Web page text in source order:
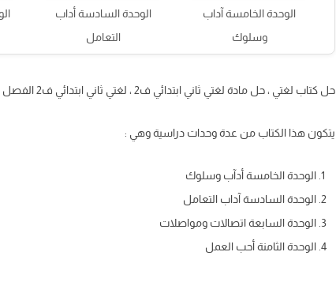
الوحدة الخامسة آداب
وسلوك
الوحدة السادسة أداب
التعامل
حل كتاب لغتي ، حل مادة لغتي ثاني ابتدائي ف2 ، لغتي ثاني ابتدائي ف2 الفصل الدراسي الثاني ( الجزء الثاني ) عبر موقعنا حلول كتبي
يتكون هذا الكتاب من عدة وحدات دراسية وهي :
الوحدة الخامسة أدآب وسلوك
الوحدة السادسة آداب التعامل
الوحدة السابعة اتصالات ومواصلات
الوحدة الثامنة أحب العمل